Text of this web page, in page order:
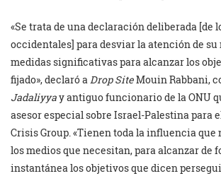
«Se trata de una declaración deliberada [de
occidentales] para desviar la atención de
medidas significativas para alcanzar los
fijado», declaró aDrop SiteMouin Rabbani,
Jadaliyyay antiguo funcionario de la ONU
asesor especial sobre Israel-Palestina para
Crisis Group. «Tienen toda la influencia que
los medios que necesitan, para alcanzar de
instantánea los objetivos que dicen